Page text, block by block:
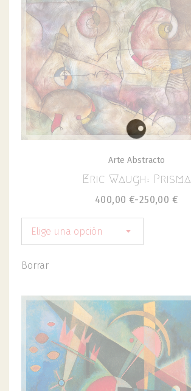
Arte Abstracto
Eric Waugh: Prisma
250,00 €
-
400,00 €
Elige una opción
Borrar